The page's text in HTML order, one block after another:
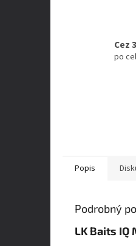
Cez
po
Popis
Podrobný
LK Baits IQ